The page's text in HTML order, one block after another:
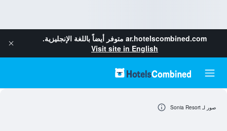
ar.hotelscombined.com متوفر أيضاً باللغة الإنجليزية.
Visit site in English
صور لـ Sonia Resort